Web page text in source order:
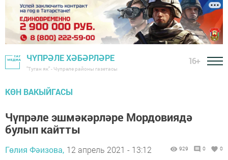
ЧҮПРӘЛЕ ХӘБӘРЛӘРЕ
"Туган як" - Чүпрәле районы газетасы
16+
КӨН ВАКЫЙГАСЫ
Чүпрәле эшмәкәрләре Мордовиядә
булып кайтты
Гөлия Фәизова, 12 апрель 2021 - 13:12 929 0 0